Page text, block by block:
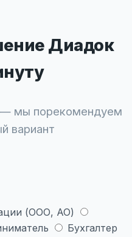
Диадок
— мы порекомендуем
вариант
(ООО, АО)
Бухгалтер